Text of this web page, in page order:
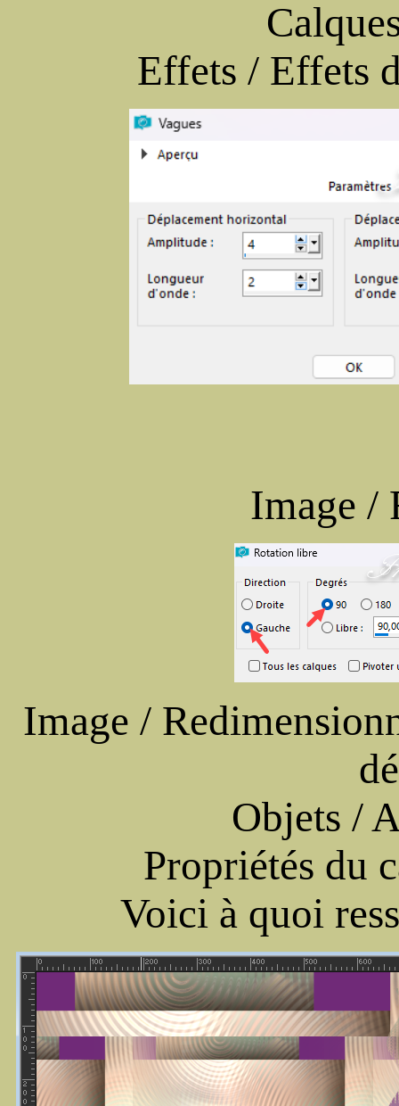
Effets / Effets
Image /
Image /
Objets /
Propriétés du
Voici à quoi